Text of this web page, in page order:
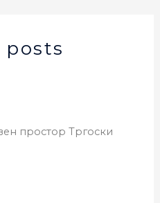
posts
простор Тргоски